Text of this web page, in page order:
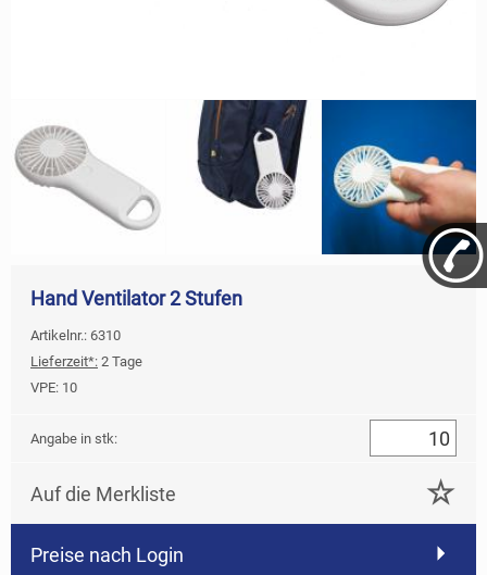
Hand Ventilator 2 Stufen
Artikelnr.: 6310
Lieferzeit*: 2 Tage
VPE: 10
Angabe in stk:
Auf die Merkliste
Preise nach Login